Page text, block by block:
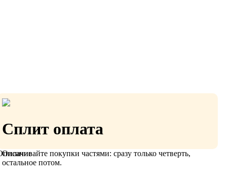
Сплит оплата
Оплачивайте покупки частями: сразу только четверть,
остальное потом.